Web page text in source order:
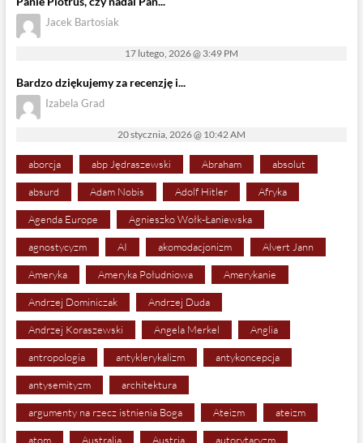
Jacek Bartosiak
17 lutego, 2026 @ 3:49 PM
Bardzo dziękujemy za recenzję i...
Izabela Grad
20 stycznia, 2026 @ 10:42 AM
aborcja abp Jędraszewski Abraham absolut
absurd Adam Nobis Adolf Hitler Afryka
Agenda Europe Agnieszko Wołk-Łaniewska
agnostycyzm AI akomodacjonizm Alvert Jann
Ameryka Ameryka Południowa Amerykanie
Andrzej Dominiczak Andrzej Duda
Andrzej Koraszewski Angela Merkel Anglia
antropologia antyklerykalizm antykoncepcja
antysemityzm architektura
argumenty na rzecz istnienia Boga Ateizm ateizm
atom Australia Austria autorytaryzm